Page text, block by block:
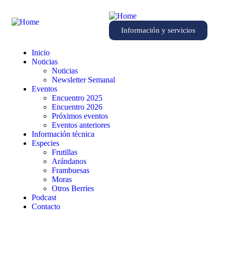
Información y servicios
Inicio
Noticias
Noticias
Newsletter Semanal
Eventos
Encuentro 2025
Encuentro 2026
Próximos eventos
Eventos anteriores
Información técnica
Especies
Frutillas
Arándanos
Frambuesas
Moras
Otros Berries
Podcast
Contacto